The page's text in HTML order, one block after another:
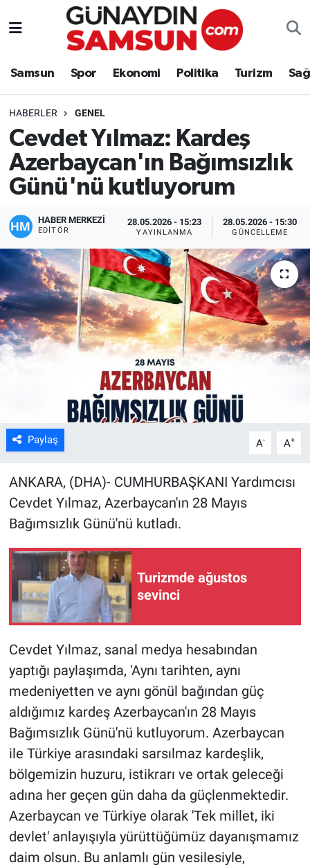
Samsun Spor Ekonomi Politika Turizm
HABERLER GENEL
Cevdet Yılmaz: Kardeş
Azerbaycan'ın Bağımsızlık
Günü'nü kutluyorum
HABER MERKEZİ
EDITÖR
28.05.2026 - 15:23
YAYINLANMA
28.05.2026 - 15:30
GÜNCELLEME
Paylaş A- A+
ANKARA, (DHA)- CUMHURBAŞKANI Yardımcısı
Cevdet Yılmaz, Azerbaycan'ın 28 Mayıs
Bağımsızlık Günü'nü kutladı.
Turizmde ağustos
sevinci
Cevdet Yılmaz, sanal medya hesabından
yaptığı paylaşımda, 'Aynı tarihten, aynı
medeniyetten ve aynı gönül bağından güç
aldığımız kardeş Azerbaycan'ın 28 Mayıs
Bağımsızlık Günü'nü kutluyorum. Azerbaycan
ile Türkiye arasındaki sarsılmaz kardeşlik,
bölgemizin huzuru, istikrarı ve ortak geleceği
adına her geçen gün daha da güçlenmektedir.
Azerbaycan ve Türkiye olarak 'Tek millet, iki
devlet' anlayışıyla yürüttüğümüz dayanışmamız
daim olsun. Bu anlamlı gün vesilesiyle,
Samsun
Politika
Turizm
Sağlık
Eğitim
Yaşam
Kültür Sanat
Bilim ve Teknoloji
Nöbetçi Eczaneler
Süper Lig Puan Durumu ve Fikstür
Tüm Manşetler
Son Dakika Haberleri
Haber Arşivi